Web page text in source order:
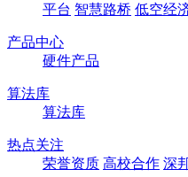
平台 智慧路桥 低空经
产品中心
硬件产品
算法库
算法库
热点关注
荣誉资质 高校合作 深